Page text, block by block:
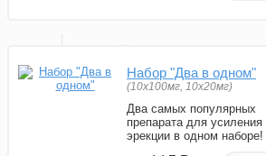
Набор "Два в одном"
(10x100мг, 10x20мг)
Два самых популярных
препарата для усиления
эрекции в одном наборе!